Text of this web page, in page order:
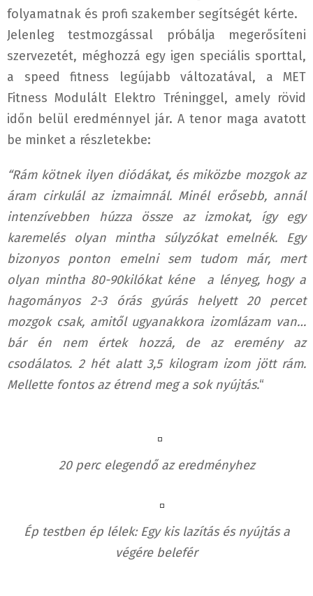
folyamatnak és profi szakember segítségét kérte.
Jelenleg testmozgással próbálja megerősíteni
szervezetét, méghozzá egy igen speciális sporttal,
a speed fitness legújabb változatával, a MET
Fitness Modulált Elektro Tréninggel, amely rövid
időn belül eredménnyel jár. A tenor maga avatott
be minket a részletekbe:
“Rám kötnek ilyen diódákat, és miközbe mozgok az
áram cirkulál az izmaimnál. Minél erősebb, annál
intenzívebben húzza össze az izmokat, így egy
karemelés olyan mintha súlyzókat emelnék. Egy
bizonyos ponton emelni sem tudom már, mert
olyan mintha 80-90kilókat kéne a lényeg, hogy a
hagományos 2-3 órás gyúrás helyett 20 percet
mozgok csak, amitől ugyanakkora izomlázam van…
bár én nem értek hozzá, de az eremény az
csodálatos. 2 hét alatt 3,5 kilogram izom jött rám.
Mellette fontos az étrend meg a sok nyújtás.“
20 perc elegendő az eredményhez
Ép testben ép lélek: Egy kis lazítás és nyújtás a
végére belefér